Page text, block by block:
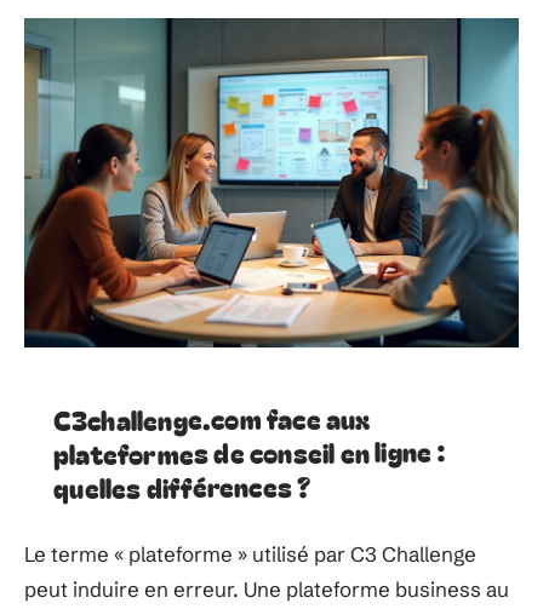
C3challenge.com face aux
plateformes de conseil en ligne :
quelles différences ?
Le terme « plateforme » utilisé par C3 Challenge
peut induire en erreur. Une plateforme business au